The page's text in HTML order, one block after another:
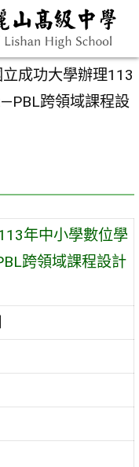
立成功大學辦理113
跨領域課程設
年中小學數位學
跨領域課程設計